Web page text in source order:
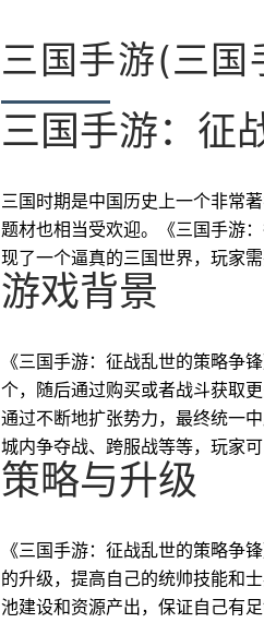
三国手游(三国
三国手游：征
三国时期是中国历史上一个非常
题材也相当受欢迎。《三国手游
现了一个逼真的三国世界，玩家
游戏背景
《三国手游：征战乱世的策略争
个，随后通过购买或者战斗获取
通过不断地扩张势力，最终统一
城内争夺战、跨服战等等，玩家
策略与升级
《三国手游：征战乱世的策略争
的升级，提高自己的统帅技能和
池建设和资源产出，保证自己有